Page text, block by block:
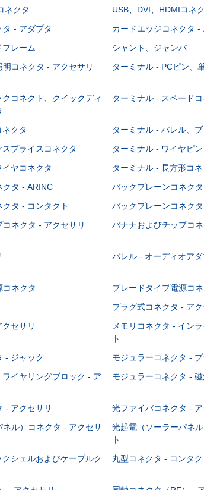
ネクタ USB、DVI、HDMIコネ
タ - アダプタ カードエッジコネクタ -
フレーム シャント、ジャンパ
コネクタ - アクセサリ ターミナル - PCピン、
コネクト、クイックディ
ターミナル - スペードコ
クタ ターミナル - バレル、
プライスコネクタ ターミナル - ワイヤピ
ヤコネクタ ターミナル - 長方形コネ
クタ - ARINC バックプレーンコネク
タ - コンタクト バックプレーンコネク
ネクタ - アクセサリ バナナおよびチップコ
バレル - オーディオアダ
コネクタ ブレードタイプ電源コ
プラグ式コネクタ - アク
セサリ
メモリコネクタ - イン
ト
- ジャック モジュラーコネクタ -
イヤリングブロック - ア
モジュラーコネクタ -
- アクセサリ 光ファイバコネクタ - ア
ル）コネクタ - アクセサ
光起電（ソーラーパネ
ト
シェルおよびケーブルク
丸型コネクタ - コンタク